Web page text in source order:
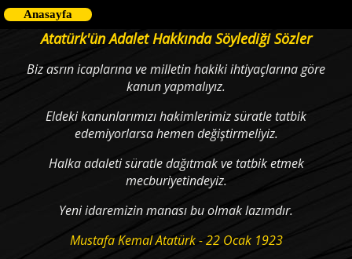
Anasayfa
Atatürk'ün Adalet Hakkında Söylediği Sözler
Biz asrın icaplarına ve milletin hakiki ihtiyaçlarına göre
kanun yapmalıyız.
Eldeki kanunlarımızı hakimlerimiz süratle tatbik
edemiyorlarsa hemen değiştirmeliyiz.
Halka adaleti süratle dağıtmak ve tatbik etmek
mecburiyetindeyiz.
Yeni idaremizin manası bu olmak lazımdır.
Mustafa Kemal Atatürk - 22 Ocak 1923